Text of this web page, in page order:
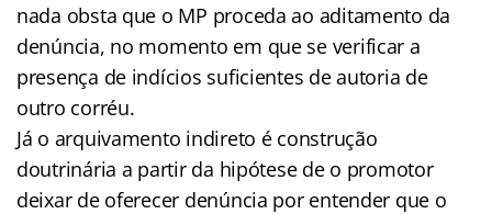
nada obsta que o MP proceda ao aditamento da
denúncia, no momento em que se verificar a
presença de indícios suficientes de autoria de
outro corréu.
Já o arquivamento indireto é construção
doutrinária a partir da hipótese de o promotor
deixar de oferecer denúncia por entender que o